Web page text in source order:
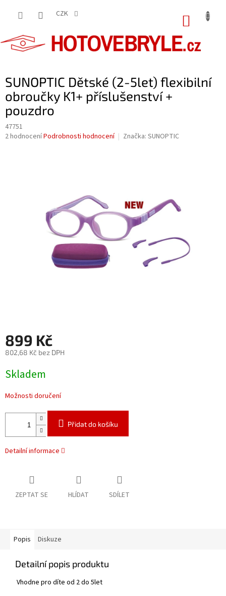
CZK
SUNOPTIC Dětské (2-5let) flexibilní
obroučky K1+ příslušenství +
pouzdro
47751
Průměrné
2 hodnoceníPodrobnosti hodnocení Značka: SUNOPTIC
899 Kč
802,68 Kč bez DPH
cena:
Skladem
Možnosti doručení
Přidat do košíku
Detailní informace
ZEPTAT SE HLÍDAT SDÍLET
Popis Diskuze
Detailní popis produktu
Vhodne pro díte od 2 do 5let